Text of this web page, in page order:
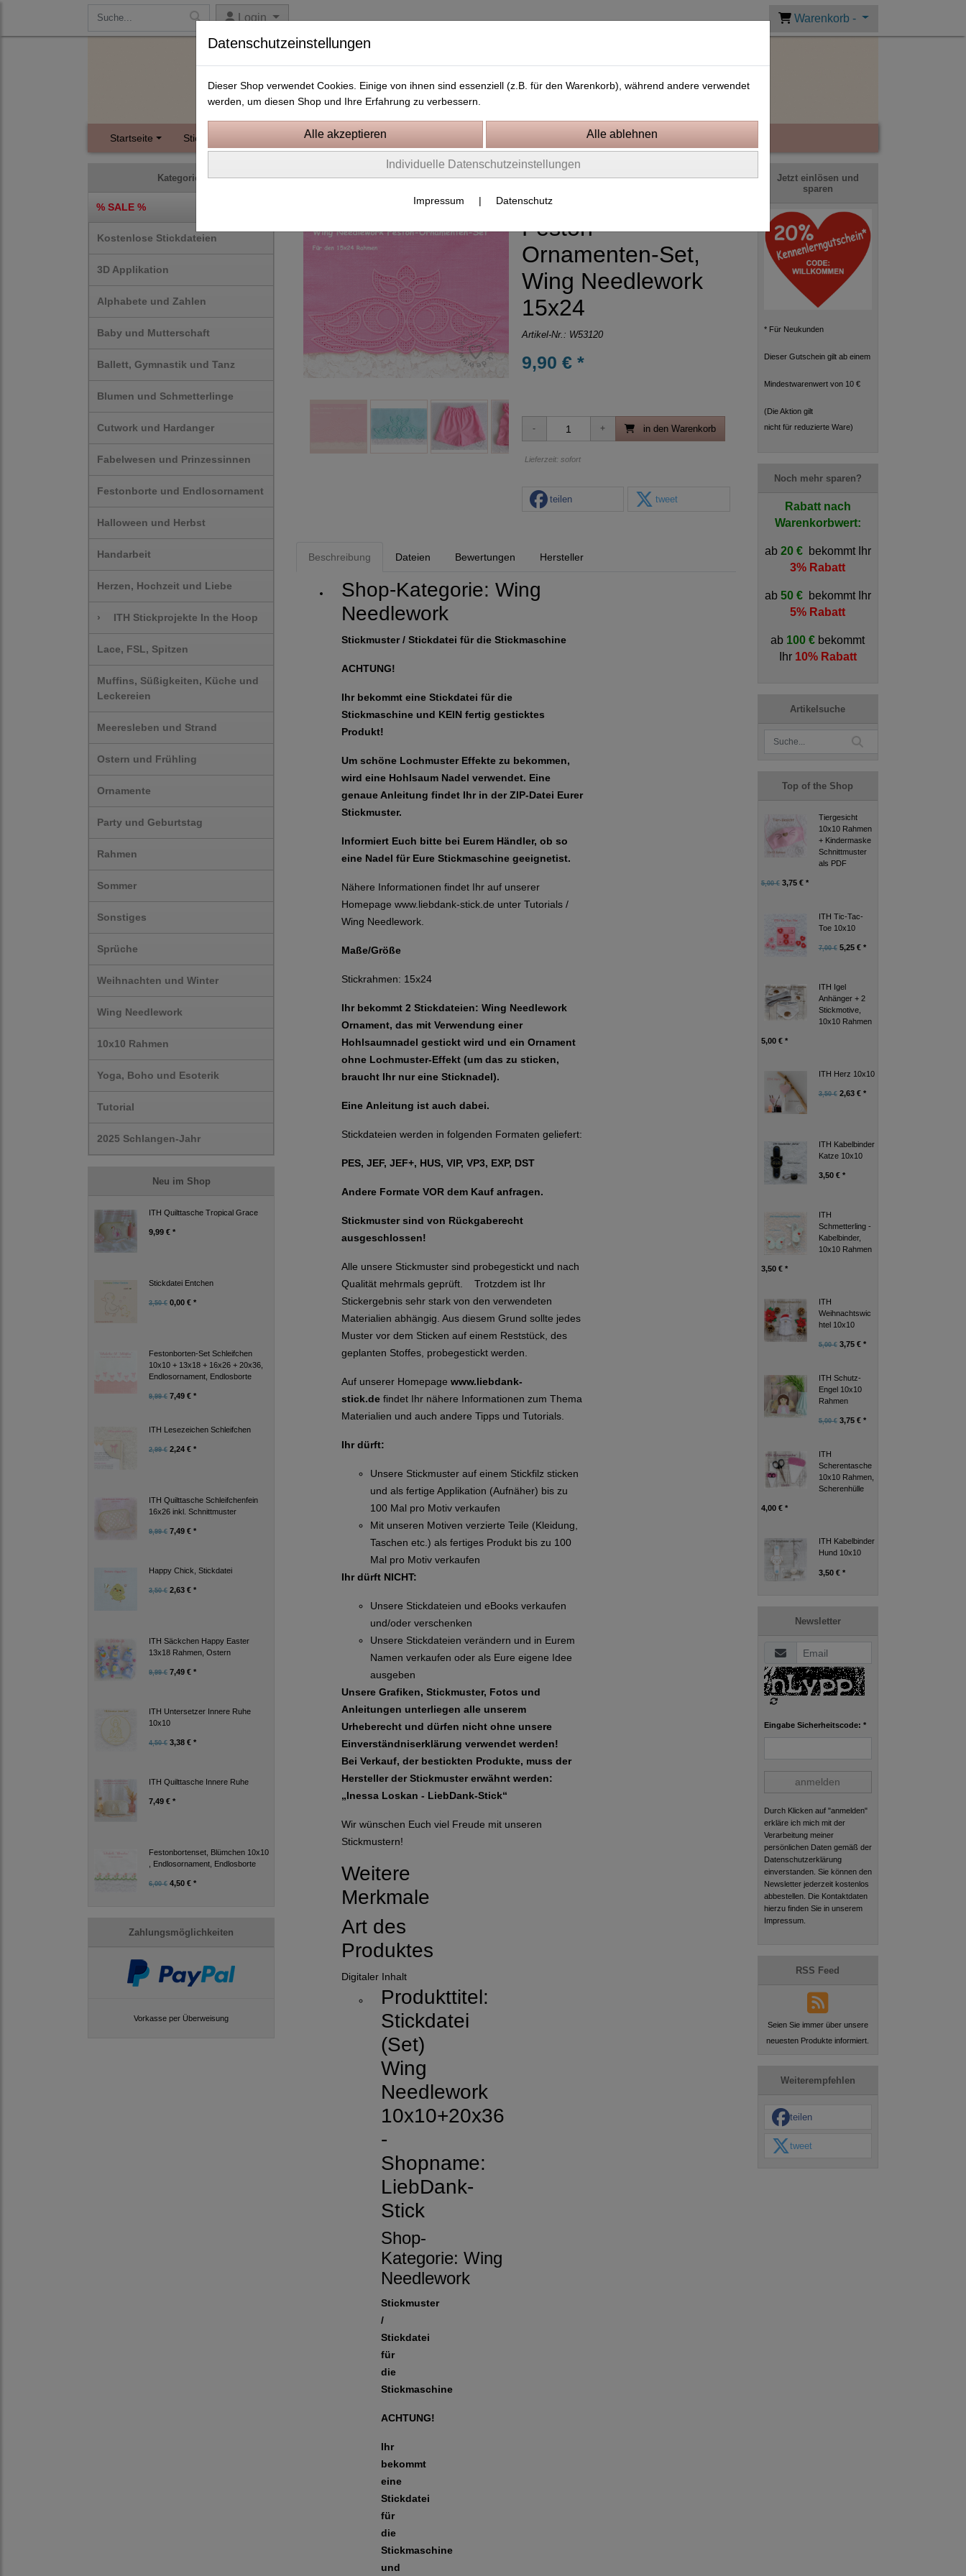
Login Warenkorb -
Startseite Stickdateien Instagram Kostenlose Stickdateien
Kategorien
% SALE %
Kostenlose Stickdateien
3D Applikation
Alphabete und Zahlen
Baby und Mutterschaft
Ballett, Gymnastik und Tanz
Blumen und Schmetterlinge
Cutwork und Hardanger
Fabelwesen und Prinzessinnen
Festonborte und Endlosornament
Halloween und Herbst
Handarbeit
Herzen, Hochzeit und Liebe
› ITH Stickprojekte In the Hoop
Lace, FSL, Spitzen
Muffins, Süßigkeiten, Küche und
Leckereien
Meeresleben und Strand
Ostern und Frühling
Ornamente
Party und Geburtstag
Rahmen
Sommer
Sonstiges
Sprüche
Weihnachten und Winter
Wing Needlework
10x10 Rahmen
Yoga, Boho und Esoterik
Tutorial
2025 Schlangen-Jahr
Neu im Shop
ITH Quilttasche Tropical Grace
9,99 € *
Stickdatei Entchen
3,50 € 0,00 € *
Festonborten-Set Schleifchen
10x10 + 13x18 + 16x26 + 20x36,
Endlosornament, Endlosborte
9,99 € 7,49 € *
ITH Lesezeichen Schleifchen
2,99 € 2,24 € *
ITH Quilttasche Schleifchenfein
16x26 inkl. Schnittmuster
9,99 € 7,49 € *
Happy Chick, Stickdatei
3,50 € 2,63 € *
ITH Säckchen Happy Easter
13x18 Rahmen, Ostern
9,99 € 7,49 € *
ITH Untersetzer Innere Ruhe
10x10
4,50 € 3,38 € *
ITH Quilttasche Innere Ruhe
7,49 € *
Festonbortenset, Blümchen 10x10
, Endlosornament, Endlosborte
6,00 € 4,50 € *
Zahlungsmöglichkeiten
Vorkasse per Überweisung
Feston-
Ornamenten-Set,
Wing Needlework
15x24
Artikel-Nr.: W53120
9,90 € *
in den Warenkorb
Lieferzeit: sofort
teilen tweet
Beschreibung Dateien Bewertungen Hersteller
Shop-Kategorie: Wing
Needlework
Stickmuster / Stickdatei für die Stickmaschine
ACHTUNG!
Ihr bekommt eine Stickdatei für die
Stickmaschine und KEIN fertig gesticktes
Produkt!
Um schöne Lochmuster Effekte zu bekommen,
wird eine Hohlsaum Nadel verwendet. Eine
genaue Anleitung findet Ihr in der ZIP-Datei Eurer
Stickmuster.
Informiert Euch bitte bei Eurem Händler, ob so
eine Nadel für Eure Stickmaschine geeignetist.
Nähere Informationen findet Ihr auf unserer
Homepage www.liebdank-stick.de unter Tutorials /
Wing Needlework.
Maße/Größe
Stickrahmen: 15x24
Ihr bekommt 2 Stickdateien: Wing Needlework
Ornament, das mit Verwendung einer
Hohlsaumnadel gestickt wird und ein Ornament
ohne Lochmuster-Effekt (um das zu sticken,
braucht Ihr nur eine Sticknadel).
Eine Anleitung ist auch dabei.
Stickdateien werden in folgenden Formaten geliefert:
PES, JEF, JEF+, HUS, VIP, VP3, EXP, DST
Andere Formate VOR dem Kauf anfragen.
Stickmuster sind von Rückgaberecht
ausgeschlossen!
Alle unsere Stickmuster sind probegestickt und nach
Qualität mehrmals geprüft. Trotzdem ist Ihr
Stickergebnis sehr stark von den verwendeten
Materialien abhängig. Aus diesem Grund sollte jedes
Muster vor dem Sticken auf einem Reststück, des
geplanten Stoffes, probegestickt werden.
Auf unserer Homepage www.liebdank-
stick.de findet Ihr nähere Informationen zum Thema
Materialien und auch andere Tipps und Tutorials.
Ihr dürft:
Unsere Stickmuster auf einem Stickfilz sticken
und als fertige Applikation (Aufnäher) bis zu
100 Mal pro Motiv verkaufen
Mit unseren Motiven verzierte Teile (Kleidung,
Taschen etc.) als fertiges Produkt bis zu 100
Mal pro Motiv verkaufen
Ihr dürft NICHT:
Unsere Stickdateien und eBooks verkaufen
und/oder verschenken
Unsere Stickdateien verändern und in Eurem
Namen verkaufen oder als Eure eigene Idee
ausgeben
Unsere Grafiken, Stickmuster, Fotos und
Anleitungen unterliegen alle unserem
Urheberecht und dürfen nicht ohne unsere
Einverständniserklärung verwendet werden!
Bei Verkauf, der bestickten Produkte, muss der
Hersteller der Stickmuster erwähnt werden:
„Inessa Loskan - LiebDank-Stick“
Wir wünschen Euch viel Freude mit unseren
Stickmustern!
Weitere
Merkmale
Art des
Produktes
Digitaler Inhalt
Produkttitel:
Stickdatei
(Set)
Wing
Needlework
10x10+20x36
-
Shopname:
LiebDank-
Stick
Shop-
Kategorie: Wing
Needlework
Stickmuster
/
Stickdatei
für
die
Stickmaschine
ACHTUNG!
Ihr
bekommt
eine
Stickdatei
für
die
Stickmaschine
und
Jetzt einlösen und
sparen
* Für Neukunden
Dieser Gutschein gilt ab einem
Mindestwarenwert von 10 €
(Die Aktion gilt
nicht für reduzierte Ware)
Noch mehr sparen?
Rabatt nach
Warenkorbwert:
ab20 € bekommt Ihr
3% Rabatt
ab50 € bekommt Ihr
5% Rabatt
ab 100 € bekommt
Ihr 10% Rabatt
Artikelsuche
Top of the Shop
Tiergesicht
10x10 Rahmen
+ Kindermaske
Schnittmuster
als PDF
5,00 €3,75 € *
ITH Tic-Tac-
Toe 10x10
7,00 €5,25 € *
ITH Igel
Anhänger + 2
Stickmotive,
10x10 Rahmen
5,00 € *
ITH Herz 10x10
3,50 €2,63 € *
ITH Kabelbinder
Katze 10x10
3,50 € *
ITH
Schmetterling -
Kabelbinder,
10x10 Rahmen
3,50 € *
ITH
Weihnachtswic
htel 10x10
5,00 €3,75 € *
ITH Schutz-
Engel 10x10
Rahmen
5,00 €3,75 € *
ITH
Scherentasche
10x10 Rahmen,
Scherenhülle
4,00 € *
ITH Kabelbinder
Hund 10x10
3,50 € *
Newsletter
Eingabe Sicherheitscode: *
anmelden
Durch Klicken auf "anmelden"
erkläre ich mich mit der
Verarbeitung meiner
persönlichen Daten gemäß der
Datenschutzerklärung
einverstanden. Sie können den
Newsletter jederzeit kostenlos
abbestellen. Die Kontaktdaten
hierzu finden Sie in unserem
Impressum.
RSS Feed
Seien Sie immer über unsere
neuesten Produkte informiert.
Weiterempfehlen
teilen
tweet
Datenschutzeinstellungen
Dieser Shop verwendet Cookies. Einige von ihnen sind essenziell (z.B. für den Warenkorb), während andere verwendet
werden, um diesen Shop und Ihre Erfahrung zu verbessern.
Individuelle Datenschutzeinstellungen
Impressum | Datenschutz